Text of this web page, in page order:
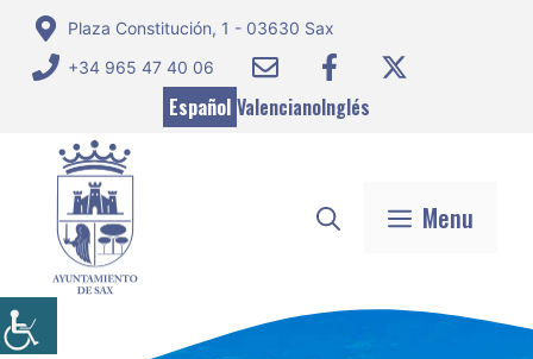
Saltar
contenido
Plaza Constitución, 1 - 03630 Sax
+34 965 47 40 06
Español ValencianoInglés
Menu